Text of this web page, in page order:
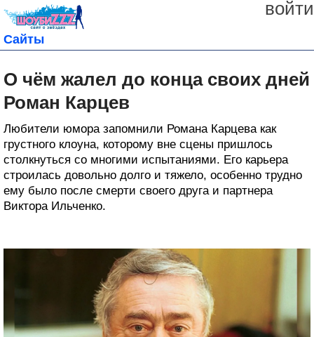
войти
Сайты
О чём жалел до конца своих дней
Роман Карцев
Любители юмора запомнили Романа Карцева как
грустного клоуна, которому вне сцены пришлось
столкнуться со многими испытаниями. Его карьера
строилась довольно долго и тяжело, особенно трудно
ему было после смерти своего друга и партнера
Виктора Ильченко.